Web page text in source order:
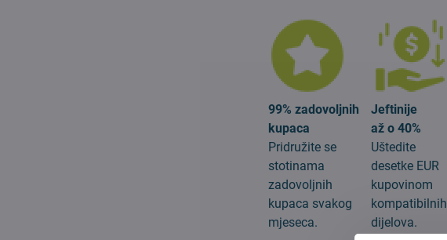
99% zadovoljnih
kupaca
Pridružite se
stotinama
zadovoljnih
kupaca svakog
mjeseca.
Jeftinije
až o 40%
Uštedite
desetke EUR
kupovinom
kompatibilnih
dijelova.